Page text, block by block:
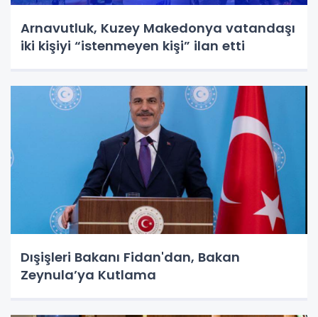
Arnavutluk, Kuzey Makedonya vatandaşı
iki kişiyi “istenmeyen kişi” ilan etti
Dışişleri Bakanı Fidan'dan, Bakan
Zeynula’ya Kutlama